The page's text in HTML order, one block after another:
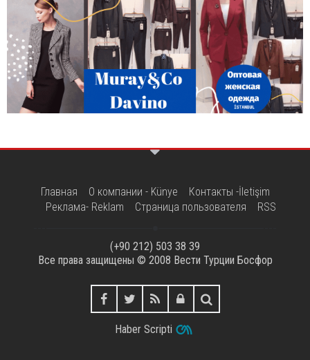
Главная О компании - Künye
Контакты -İletişim
Реклама- Reklam
Страница пользователя RSS
(+90 212) 503 38 39
Все права защищены © 2008 Вести Турции Босфор
Haber Scripti